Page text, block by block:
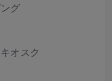
グ
オスク